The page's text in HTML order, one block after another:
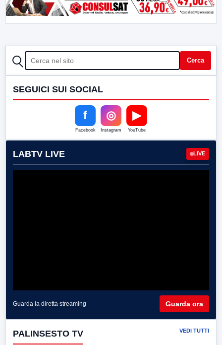
CERCA Cerca
SEGUICI SUI SOCIAL
f
Facebook
◎
Instagram
▶
YouTube
LABTV LIVE LIVE
Guarda la diretta streaming Guarda ora
PALINSESTO TV VEDI TUTTI